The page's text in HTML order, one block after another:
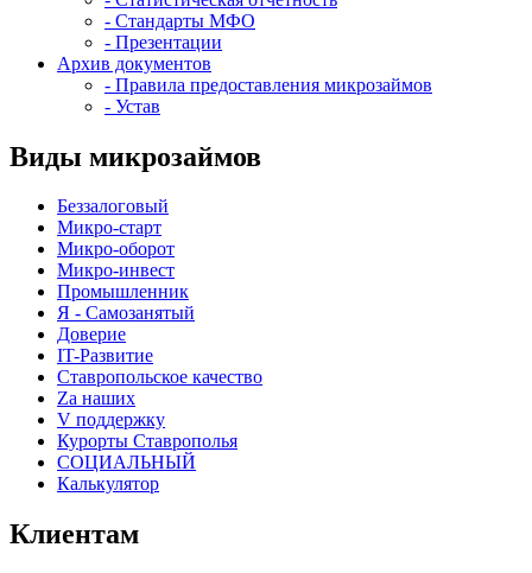
- Стандарты МФО
- Презентации
Архив документов
- Правила предоставления микрозаймов
- Устав
Виды микрозаймов
Беззалоговый
Микро-старт
Микро-оборот
Микро-инвест
Промышленник
Я - Самозанятый
Доверие
IT-Развитие
Ставропольское качество
Za наших
V поддержку
Курорты Ставрополья
СОЦИАЛЬНЫЙ
Калькулятор
Клиентам